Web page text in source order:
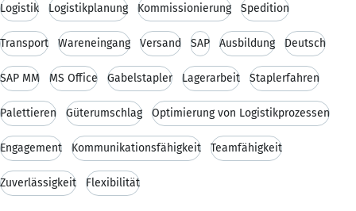
Logistik Logistikplanung Kommissionierung Spedition
Transport Wareneingang Versand SAP Ausbildung Deutsch
SAP MM MS Office Gabelstapler Lagerarbeit Staplerfahren
Palettieren Güterumschlag Optimierung von Logistikprozessen
Engagement Kommunikationsfähigkeit Teamfähigkeit
Zuverlässigkeit Flexibilität